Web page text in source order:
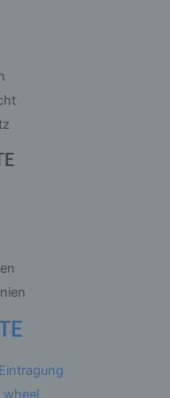
deren
dem für die
ohne Hilfe
Vorgang
Daten
die
das Auslesen,